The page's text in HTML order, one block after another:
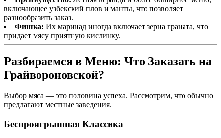
включающее узбекский плов и манты, что позволяет
разнообразить заказ.
Фишка: Их маринад иногда включает зерна граната, что
придает мясу приятную кислинку.
Разбираемся в Меню: Что Заказать на
Грайвороновской?
Выбор мяса — это половина успеха. Рассмотрим, что обычно
предлагают местные заведения.
Беспроигрышная Классика